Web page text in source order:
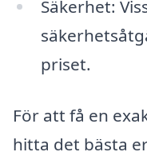
Säkerhet:
priset.
För att få en
hitta det bästa